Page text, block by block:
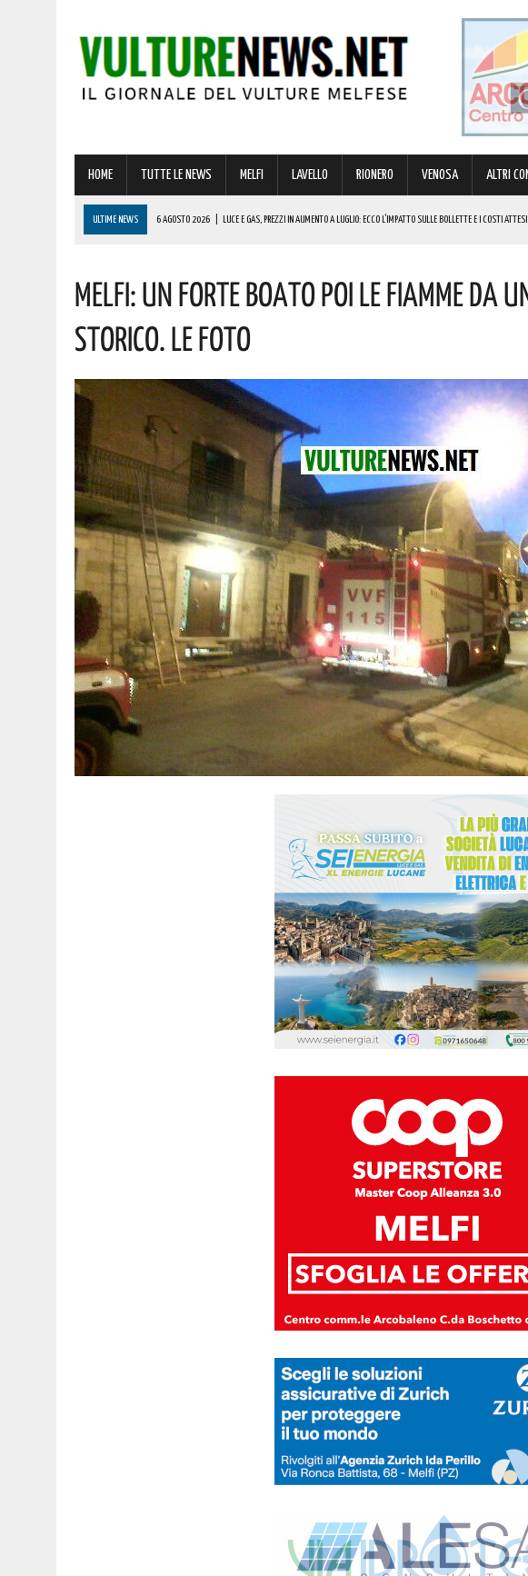
HOME TUTTE LE NEWS MELFI LAVELLO RIONERO VENOSA ALTRI
ULTIME NEWS 6 AGOSTO 2026 LUCE E GAS, PREZZI IN AUMENTO A LUGLIO: ECCO L’IMPATTO SULLE BOLLETTE E I COSTI ATTESI
6 AGOSTO 2026 | ADDIO A UN GIGANTE DELLA MUSICA ITALIANA: È MORTO FRANCESCO GUCCINI
6 AGOSTO 2026 BONUS ASSUNZIONE PER MADRI DI ALMENO TRE FIGLI: ECCO I REQUISITI
MELFI: UN FORTE BOATO POI LE FIAMME DA
STORICO. LE FOTO